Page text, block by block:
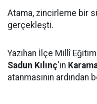
Atama, zincirleme bir
gerçekleşti.
Yazıhan İlçe Millî
Sadun Kılınç'ın
atanmasının ardından